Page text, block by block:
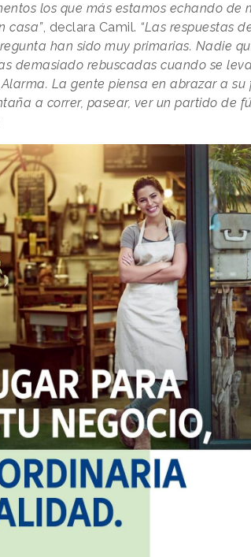
los que más estamos echando de
casa”, declara Camil. “Las respuestas
han sido muy primarias. Nadie
demasiado rebuscadas cuando se
La gente piensa en abrazar a su
a correr, pasear, ver un partido de